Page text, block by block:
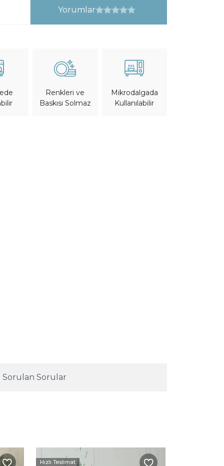
Yorumlar
Renkleri ve
Baskısı Solmaz
Mikrodalgada
Kullanılabilir
Sorulan Sorular
Hızlı Teslimat